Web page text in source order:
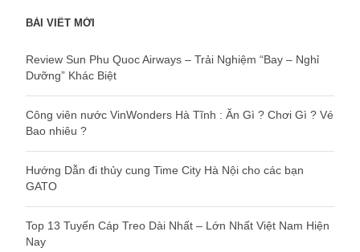
BÀI VIẾT MỚI
Review Sun Phu Quoc Airways – Trải Nghiệm “Bay – Nghỉ
Dưỡng” Khác Biệt
Công viên nước VinWonders Hà Tĩnh : Ăn Gì ? Chơi Gì ? Vé
Bao nhiêu ?
Hướng Dẫn đi thủy cung Time City Hà Nội cho các bạn
GATO
Top 13 Tuyến Cáp Treo Dài Nhất – Lớn Nhất Việt Nam Hiện
Nay